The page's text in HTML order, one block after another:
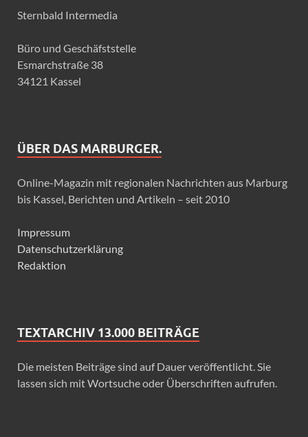
Sternbald Intermedia
Büro und Geschäfststelle
Esmarchstraße 38
34121 Kassel
ÜBER DAS MARBURGER.
Online-Magazin mit regionalen Nachrichten aus Marburg
bis Kassel, Berichten und Artikeln – seit 2010
Impressum
Datenschutzerklärung
Redaktion
TEXTARCHIV 13.000 BEITRÄGE
Die meisten Beiträge sind auf Dauer veröffentlicht. Sie
lassen sich mit Wortsuche oder Überschriften aufrufen.